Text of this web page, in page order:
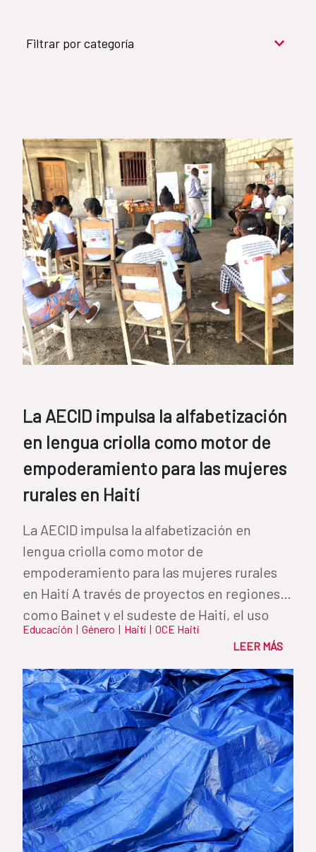
Filtrar por categoría
Objetivos de Desarrollo Sostenible (524)
Género (500)
AMÉRICA LATINA Y CARIBE (490)
España (486)
Agua y saneamiento (333)
Salud (265)
Educación (225)
La AECID impulsa la alfabetización
en lengua criolla como motor de
empoderamiento para las mujeres
rurales en Haití
La AECID impulsa la alfabetización en
lengua criolla como motor de
empoderamiento para las mujeres rurales
en Haití A través de proyectos en regiones
como Bainet y el sudeste de Haití, el uso
del...
Educación | Género | Haití | OCE Haití
LEER MÁS